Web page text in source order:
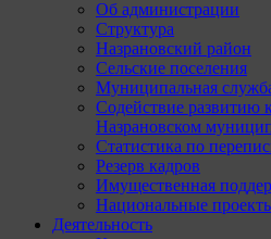
Об администрации
Структура
Назрановский район
Сельские поселения
Муниципальная
Содействие развитию
Назрановском
Статистика по
Резерв кадров
Имущественная
Национальные
Деятельность